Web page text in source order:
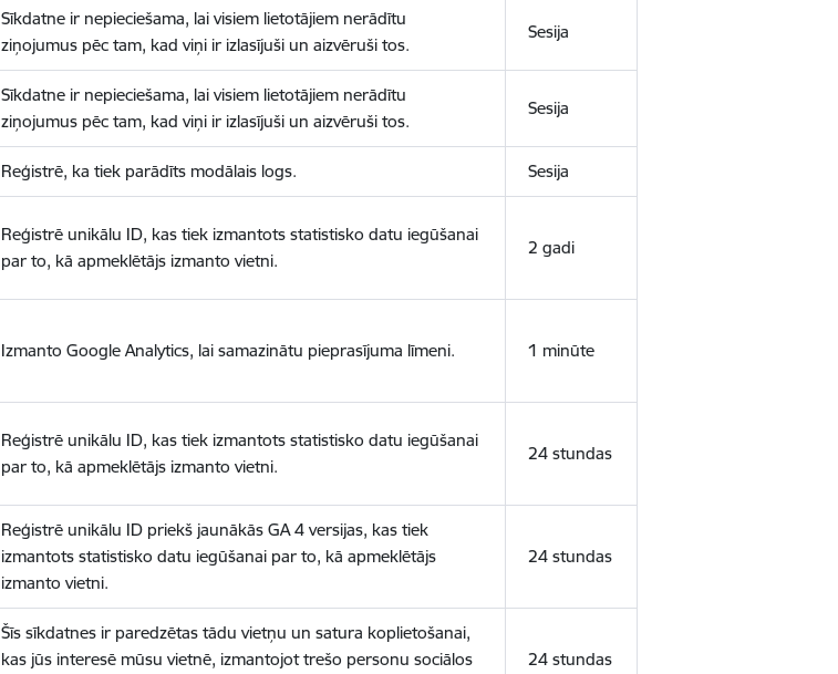
Sīkdatne ir nepieciešama, lai visiem lietotājiem nerādītu
ziņojumus pēc tam, kad viņi ir izlasījuši un aizvēruši tos.
Sesija
Sīkdatne ir nepieciešama, lai visiem lietotājiem nerādītu
ziņojumus pēc tam, kad viņi ir izlasījuši un aizvēruši tos.
Sesija
Reģistrē, ka tiek parādīts modālais logs. Sesija
Reģistrē unikālu ID, kas tiek izmantots statistisko datu iegūšanai
par to, kā apmeklētājs izmanto vietni.
2 gadi
Izmanto Google Analytics, lai samazinātu pieprasījuma līmeni. 1 minūte
Reģistrē unikālu ID, kas tiek izmantots statistisko datu iegūšanai
par to, kā apmeklētājs izmanto vietni.
24 stundas
Reģistrē unikālu ID priekš jaunākās GA 4 versijas, kas tiek
izmantots statistisko datu iegūšanai par to, kā apmeklētājs
izmanto vietni.
24 stundas
Šīs sīkdatnes ir paredzētas tādu vietņu un satura koplietošanai,
kas jūs interesē mūsu vietnē, izmantojot trešo personu sociālos
24 stundas